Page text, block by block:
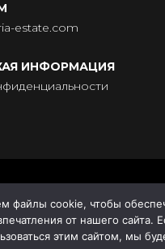
estate.com
ИНФОРМАЦИЯ
- Всички права
№ 9, ет. 5, 9000
| Синхронизация с
файлы cookie, чтобы
от нашего сайта.
этим сайтом, мы